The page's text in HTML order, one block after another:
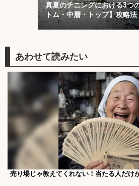
真夏のチニングにおける3つ
トム・中層・トップ】攻略法
売り場じゃ教えてくれない！当たる人だけ